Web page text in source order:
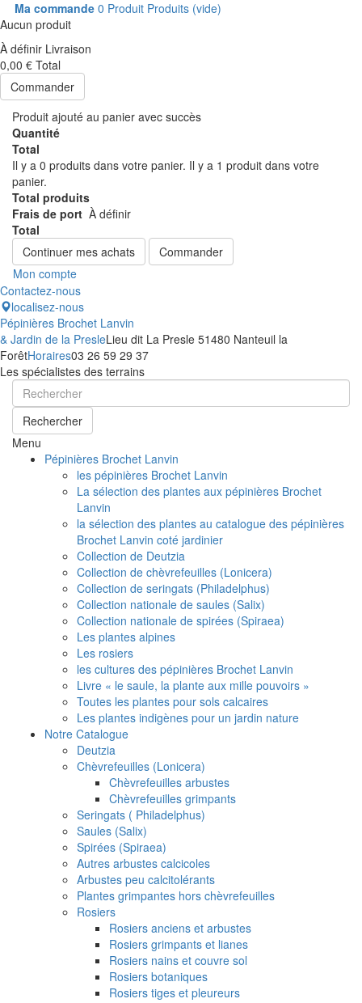
Ma commande 0 Produit Produits (vide)
Aucun produit
À définir Livraison
0,00 € Total
Commander
Produit ajouté au panier avec succès
Quantité
Total
Il y a 0 produits dans votre panier. Il y a 1 produit dans votre
panier.
Total produits
Frais de port À définir
Total
Continuer mes achats
Commander
Mon compte
Contactez-nous
localisez-nous
Pépinières Brochet Lanvin
& Jardin de la PresleLieu dit La Presle 51480 Nanteuil la
ForêtHoraires03 26 59 29 37
Les spécialistes des terrains
Rechercher
Menu
Pépinières Brochet Lanvin
les pépinières Brochet Lanvin
La sélection des plantes aux pépinières Brochet
Lanvin
la sélection des plantes au catalogue des pépinières
Brochet Lanvin coté jardinier
Collection de Deutzia
Collection de chèvrefeuilles (Lonicera)
Collection de seringats (Philadelphus)
Collection nationale de saules (Salix)
Collection nationale de spirées (Spiraea)
Les plantes alpines
Les rosiers
les cultures des pépinières Brochet Lanvin
Livre « le saule, la plante aux mille pouvoirs »
Toutes les plantes pour sols calcaires
Les plantes indigènes pour un jardin nature
Notre Catalogue
Deutzia
Chèvrefeuilles (Lonicera)
Chèvrefeuilles arbustes
Chèvrefeuilles grimpants
Seringats ( Philadelphus)
Saules (Salix)
Spirées (Spiraea)
Autres arbustes calcicoles
Arbustes peu calcitolérants
Plantes grimpantes hors chèvrefeuilles
Rosiers
Rosiers anciens et arbustes
Rosiers grimpants et lianes
Rosiers nains et couvre sol
Rosiers botaniques
Rosiers tiges et pleureurs